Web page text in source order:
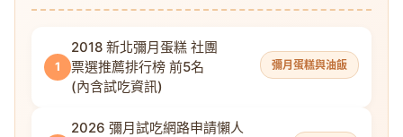
1
2018 新北彌月蛋糕 社團
票選推薦排行榜 前5名
(內含試吃資訊)
彌月蛋糕與油飯
2026 彌月試吃網路申請懶人